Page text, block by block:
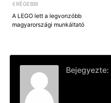
RÉGEBBI
A LEGO lett a legvonzóbb
magyarországi munkáltató
Bejegyezte: